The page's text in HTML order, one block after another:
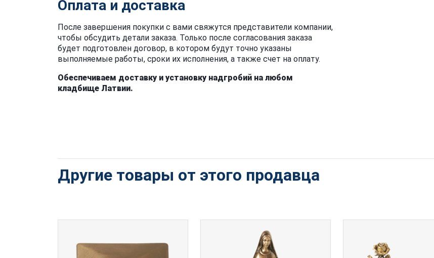
Оплата и доставка
После завершения покупки с вами свяжутся представители компании,
чтобы обсудить детали заказа. Только после согласования заказа
будет подготовлен договор, в котором будут точно указаны
выполняемые работы, сроки их исполнения, а также счет на оплату.
Обеспечиваем доставку и установку надгробий на любом
кладбище Латвии.
Другие товары от этого продавца